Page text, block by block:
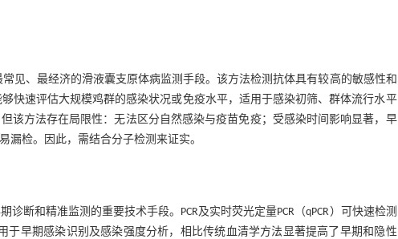
见、最经济的滑液囊支原体病监测手段。该方法检测抗体具有较高的敏感性和
快速评估大规模鸡群的感染状况或免疫水平，适用于感染初筛、群体流行水平
该方法存在局限性：无法区分自然感染与疫苗免疫；受感染时间影响显著，早
漏检。因此，需结合分子检测来证实。
断和精准监测的重要技术手段。PCR及实时荧光定量PCR（qPCR）可快速检测
于早期感染识别及感染强度分析，相比传统血清学方法显著提高了早期和隐性